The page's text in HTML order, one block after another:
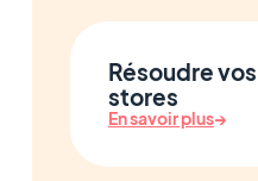
Résoudre
stores
En savoir plus→